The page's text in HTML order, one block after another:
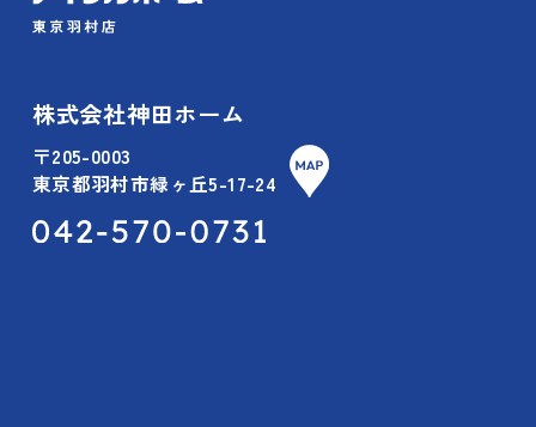
株式会社神田ホーム
〒205-0003
東京都羽村市緑ヶ丘5-17-24